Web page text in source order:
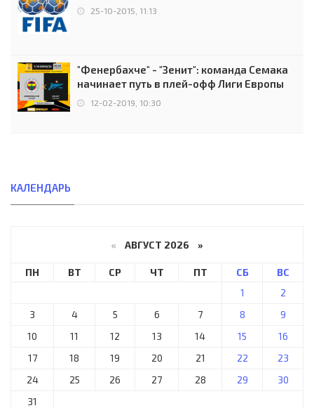
25-10-2015, 11:13
"Фенербахче" - "Зенит": команда Семака
начинает путь в плей-офф Лиги Европы
12-02-2019, 10:30
КАЛЕНДАРЬ
« АВГУСТ 2026 »
ПН ВТ СР ЧТ ПТ СБ
ВС
1
2
3
4 5 6 7 8
9
10
11 12 13 14 15
16
17
18 19 20 21 22
23
24
25 26 27 28 29
30
31